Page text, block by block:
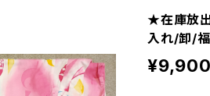
★在庫放
入れ/卸/
¥9,900